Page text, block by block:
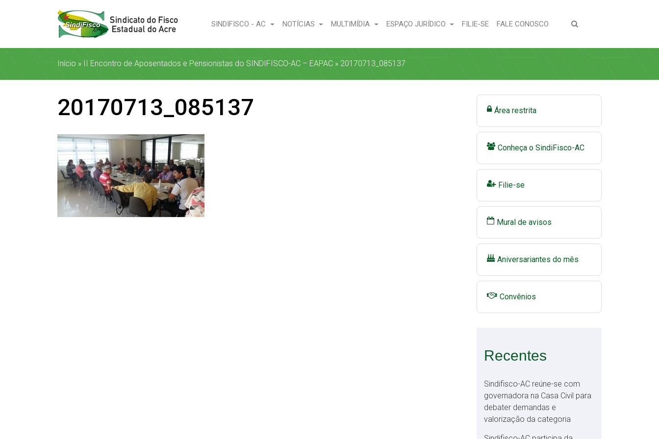
SINDIFISCO - AC NOTÍCIAS MULTIMÍDIA ESPAÇO JURÍDICO FILIE-SE(CURRENT)
FALE CONOSCO (CURRENT)
Início » II Encontro de Aposentados e Pensionistas do SINDIFISCO-AC – EAPAC » 20170713_085137
20170713_085137 Área restrita
Conheça o SindiFisco-AC
Filie-se
Mural de avisos
Aniversariantes do mês
Convênios
Recentes
Sindifisco-AC reúne-se com
governadora na Casa Civil para
debater demandas e
valorização da categoria